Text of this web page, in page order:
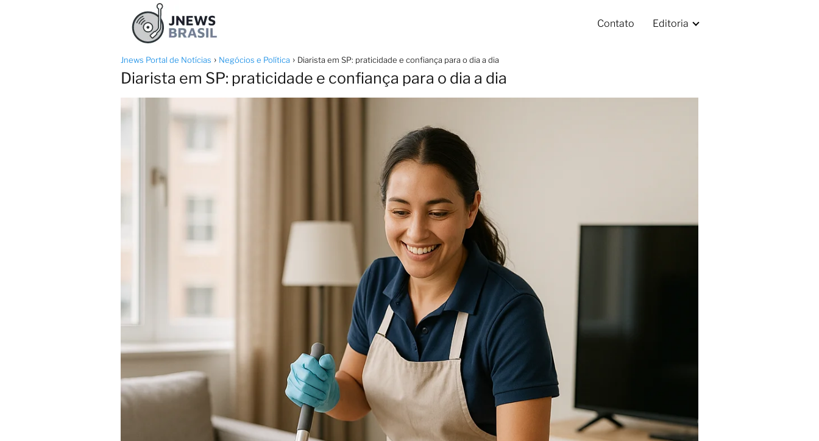
Contato Editoria
Jnews Portal de Notícias Negócios e Política Diarista em SP: praticidade e confiança para o dia a dia
Diarista em SP: praticidade e confiança para o dia a dia